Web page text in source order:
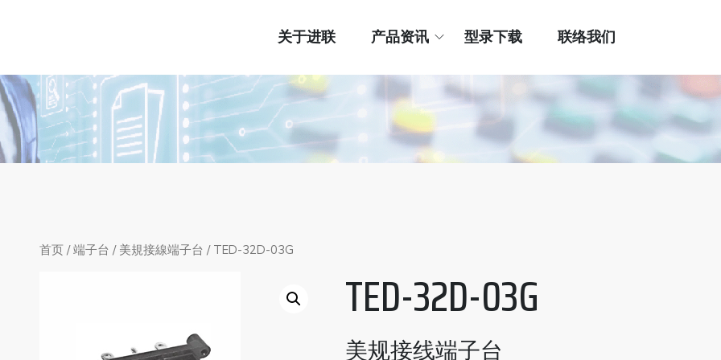
关于进联 产品资讯 型录下载 联络我们
首页 /端子台 / 美規接線端子台 / TED-32D-03G
TED-32D-03G
美规接线端子台